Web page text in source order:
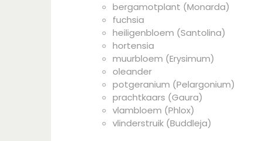
bergamotplant (Monarda)
fuchsia
heiligenbloem (Santolina)
hortensia
muurbloem (Erysimum)
oleander
potgeranium (Pelargonium)
prachtkaars (Gaura)
vlambloem (Phlox)
vlinderstruik (Buddleja)